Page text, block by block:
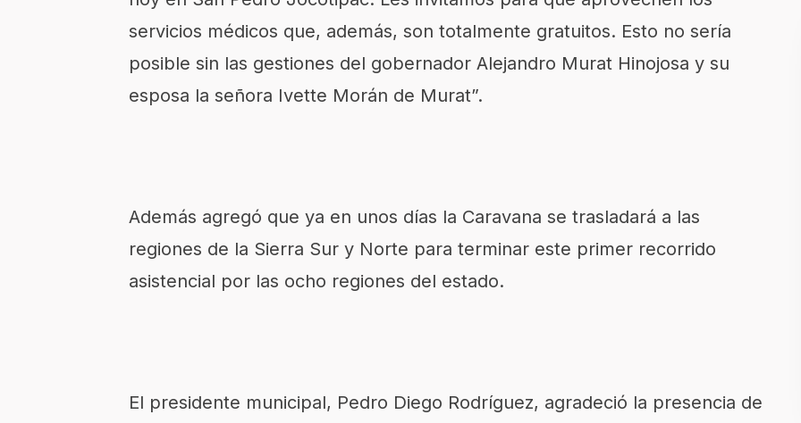
servicios médicos que, además, son totalmente gratuitos. Esto no sería
posible sin las gestiones del gobernador Alejandro Murat Hinojosa y su
esposa la señora Ivette Morán de Murat”.
Además agregó que ya en unos días la Caravana se trasladará a las
regiones de la Sierra Sur y Norte para terminar este primer recorrido
asistencial por las ocho regiones del estado.
El presidente municipal, Pedro Diego Rodríguez, agradeció la presencia de